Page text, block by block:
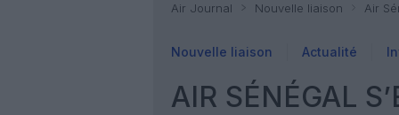
Air Journal Nouvelle liaison Air
Nouvelle liaison Actualité
AIR SÉNÉGAL